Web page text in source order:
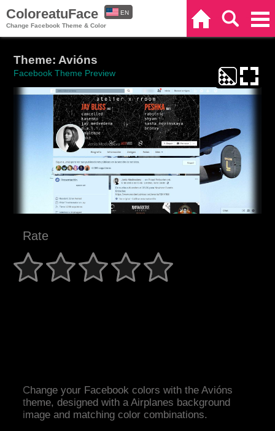
ColoreatuFace
Change Facebook Theme & Color
EN
Theme: Avións
Facebook Theme Preview
Rate
Change your Facebook colors with the Avións
theme, designed with a Airplanes background
image and matching color combinations.